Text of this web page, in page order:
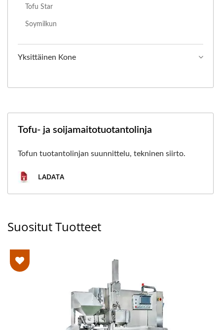
Tofu Star
Soymilkun
Yksittäinen Kone
Tofu- ja soijamaitotuotantolinja
Tofun tuotantolinjan suunnittelu, tekninen siirto.
LADATA
Suositut Tuotteet